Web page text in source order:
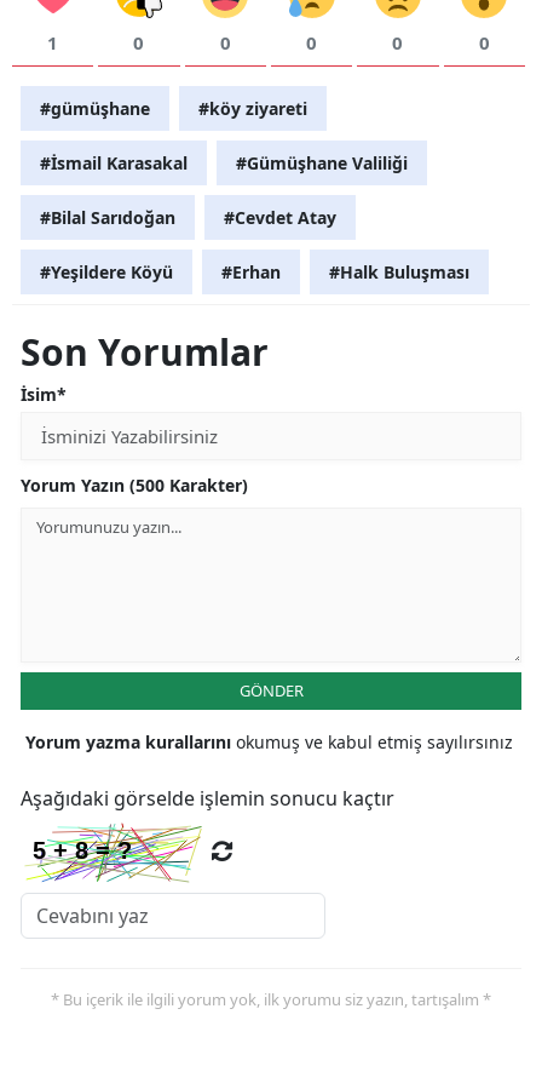
1 0 0 0 0 0
#gümüşhane #köy ziyareti
#İsmail Karasakal #Gümüşhane Valiliği
#Bilal Sarıdoğan #Cevdet Atay
#Yeşildere Köyü #Erhan #Halk Buluşması
Son Yorumlar
İsim*
Yorum Yazın (500 Karakter)
GÖNDER
Yorum yazma kurallarını okumuş ve kabul etmiş sayılırsınız
Aşağıdaki görselde işlemin sonucu kaçtır
* Bu içerik ile ilgili yorum yok, ilk yorumu siz yazın, tartışalım *